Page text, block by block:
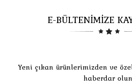
E-BÜLTENİMİZE
Yeni çıkan ürünlerimizden ve
haberdar